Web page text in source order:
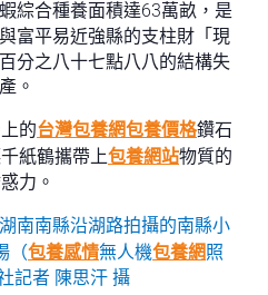
綜合種養面積達63萬畝，是
富平易近強縣的支柱財「現
分之八十七點八八的結構失
。
的台灣包養網包養價格鑽石
紙鶴攜帶上包養網站物質的
力。
南南縣沿湖路拍攝的南縣小
（包養感情無人機包養網照
記者 陳思汗 攝